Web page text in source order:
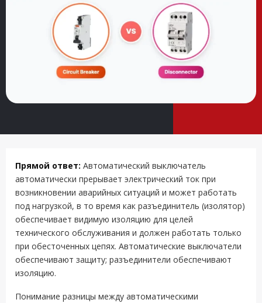
Прямой ответ: Автоматический выключатель
автоматически прерывает электрический ток при
возникновении аварийных ситуаций и может работать
под нагрузкой, в то время как разъединитель (изолятор)
обеспечивает видимую изоляцию для целей
технического обслуживания и должен работать только
при обесточенных цепях. Автоматические выключатели
обеспечивают защиту; разъединители обеспечивают
изоляцию.
Понимание разницы между автоматическими